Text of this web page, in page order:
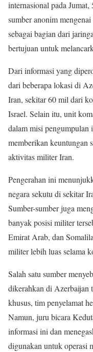
internasional pada
sumber anonim
sebagai bagian dari
bertujuan untuk
Dari informasi yang
dari beberapa lokasi di
Iran, sekitar 60 mil dari
Israel. Selain itu, unit
dalam misi pengumpulan
memberikan keuntungan
aktivitas militer Iran.
Pengerahan ini
negara sekutu di sekitar
Sumber-sumber juga
banyak posisi militer
Emirat Arab, dan
militer lebih luas selama
Salah satu sumber
dikerahkan di Azerbaijan
khusus, tim penyelamat
Namun, juru bicara
informasi ini dan
digunakan untuk operasi